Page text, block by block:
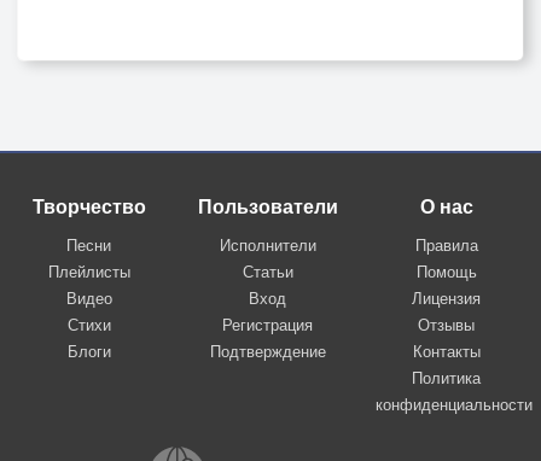
Творчество
Песни
Плейлисты
Видео
Стихи
Блоги
Пользователи
Исполнители
Статьи
Вход
Регистрация
Подтверждение
О нас
Правила
Помощь
Лицензия
Отзывы
Контакты
Политика
конфиденциальности